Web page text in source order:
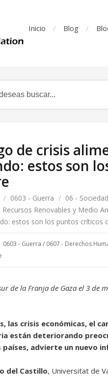
Inicio Blog
de crisis
estos son
/ 0603 - Guerra / 06 - Sociedad
Renovables y Medio
estos son los puntos críticos
0603 - Guerra / 0607 - Derechos
de la Franja de Gaza el 3 de
las crisis económicas, el
están deteriorando
países, advierte un nuevo
del Castillo, Universitat de